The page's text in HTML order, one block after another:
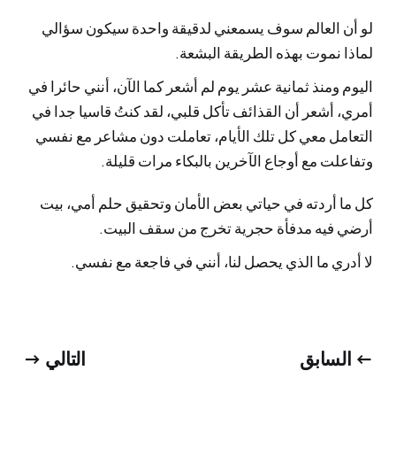
لو أن العالم سوف يسمعني لدقيقة واحدة سيكون سؤالي
لماذا نموت بهذه الطريقة البشعة.
اليوم ومنذ ثمانية عشر يوم لم أشعر كما الآن، أنني حائرا في
أمري، أشعر أن القذائف تأكل قلبي، لقد كنتُ قاسيا جدا في
التعامل معي كل تلك الأيام، تعاملت دون مشاعر مع نفسي
وتفاعلت مع أوجاع الآخرين بالبكاء مرات قليلة.
كل ما أردته في حياتي بعض الأمان وتحقيق حلم أمي، بيت
أرضي فيه مدفأة حجرية تخرج من سقف البيت.
لا أدري ما الذي يحصل لنا، أنني في فاجعة مع نفسي.
← السابق التالي →